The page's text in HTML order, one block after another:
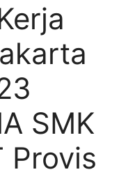
SMK
Provis